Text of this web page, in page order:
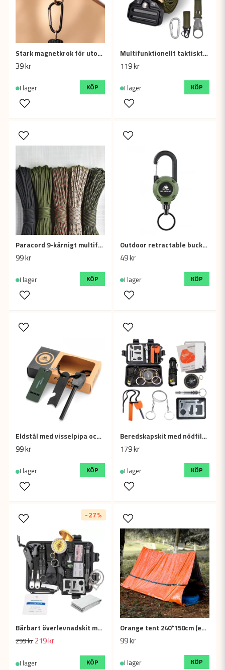
Stark magnetkrok för utomhusbruk och camping – Två storlekar
39 kr
I lager KÖP
Multifunktionellt taktiskt bälte med tillbehör – hållbart och justerbart
119 kr
I lager KÖP
Paracord 9-kärnigt multifunktionellt rep för camping och överlevnad
99 kr
I lager KÖP
Outdoor retractable buckle wire rope multi-function (Army Green)
49 kr
I lager KÖP
Eldstål med visselpipa och flerfunktionellt verktyg
99 kr
I lager KÖP
Beredskapskit med nödfilt, kompass och praktiska verktyg
179 kr
I lager KÖP
Bärbart överlevnadskit med första hjälpen, kompass & multiverktyg
299 kr219 kr
I lager KÖP
-27%
Orange tent 240*150cm (eva bag)
99 kr
I lager KÖP